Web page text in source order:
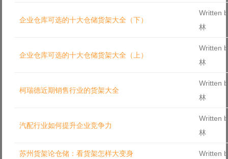
企业仓库可选的十大仓储货架大全（下）
Written
林
企业仓库可选的十大仓储货架大全（上）
Written
林
柯瑞德近期销售行业的货架大全
Written
林
汽配行业如何提升企业竞争力
Written
林
苏州货架论仓储：看货架怎样大变身 Written